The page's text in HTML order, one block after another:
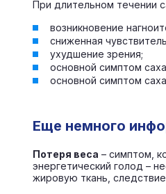
При длительном течении
возникновение
сниженная
ухудшение зрения;
основной симптом
основной симптом
Еще немного
Потеря веса – симптом,
энергетический голод –
жировую ткань,